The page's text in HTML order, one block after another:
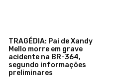
TRAGÉDIA: Pai de Xandy
Mello morre em grave
acidente na BR-364,
segundo informações
preliminares